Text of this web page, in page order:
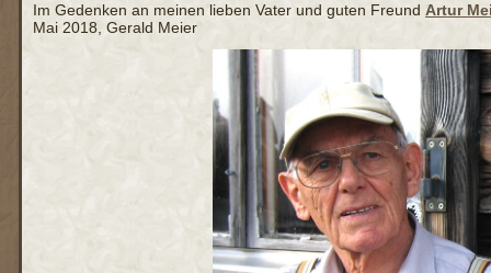
Im Gedenken an meinen lieben Vater und guten Freund Artur
Mai 2018, Gerald Meier